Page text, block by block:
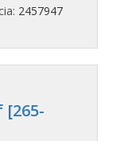
2457947
[265-